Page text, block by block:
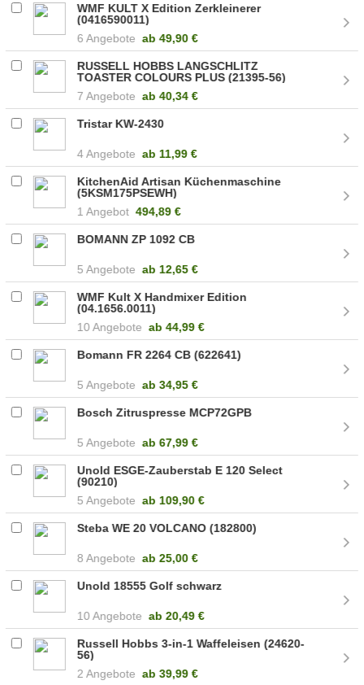
WMF KULT X Edition Zerkleinerer
(0416590011)
6 Angebote ab49,90 €
RUSSELL HOBBS LANGSCHLITZ
TOASTER COLOURS PLUS (21395-56)
7 Angebote ab40,34 €
Tristar KW-2430
4 Angebote ab 11,99 €
KitchenAid Artisan Küchenmaschine
(5KSM175PSEWH)
1 Angebot 494,89 €
BOMANN ZP 1092 CB
5 Angebote ab 12,65 €
WMF Kult X Handmixer Edition
(04.1656.0011)
10 Angebote ab44,99 €
Bomann FR 2264 CB (622641)
5 Angebote ab 34,95 €
Bosch Zitruspresse MCP72GPB
5 Angebote ab 67,99 €
Unold ESGE-Zauberstab E 120 Select
(90210)
5 Angebote ab 109,90 €
Steba WE 20 VOLCANO (182800)
8 Angebote ab 25,00 €
Unold 18555 Golf schwarz
10 Angebote ab 20,49 €
Russell Hobbs 3-in-1 Waffeleisen (24620-
56)
2 Angebote ab 39,99 €